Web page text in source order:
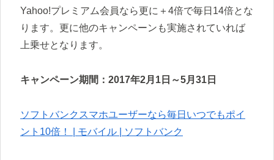
Yahoo!プレミアム会員なら更に＋4倍で毎日14倍とな
ります。更に他のキャンペーンも実施されていれば
上乗せとなります。
キャンペーン期間：2017年2月1日～5月31日
ソフトバンクスマホユーザーなら毎日いつでもポイ
ント10倍！ | モバイル | ソフトバンク